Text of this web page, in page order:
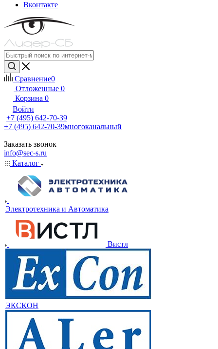
Вконтакте
Сравнение0
Отложенные 0
Корзина 0
Войти
+7 (495) 642-70-39
+7 (495) 642-70-39многоканальный
Заказать звонок
info@sec-s.ru
Каталог
Электротехника и Автоматика
Вистл
ЭКСКОН